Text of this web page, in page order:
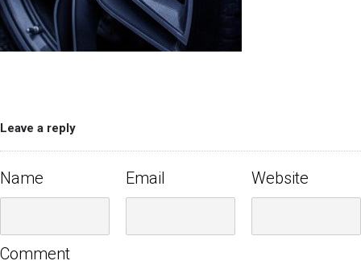
Leave a reply
Name Email Website
Comment